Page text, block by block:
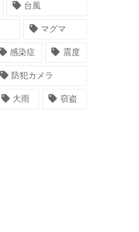
台風
マグマ
感染症 震度
防犯カメラ
大雨 窃盗